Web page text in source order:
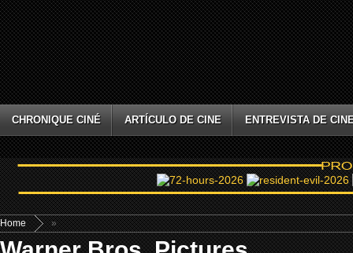
CHRONIQUE CINÉ ARTÍCULO DE CINE ENTREVISTA DE
Home »